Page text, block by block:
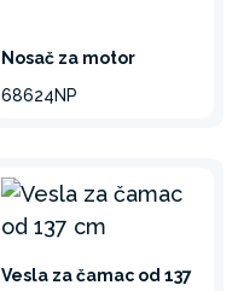
Nosač za motor
68624NP
Vesla za čamac od 137